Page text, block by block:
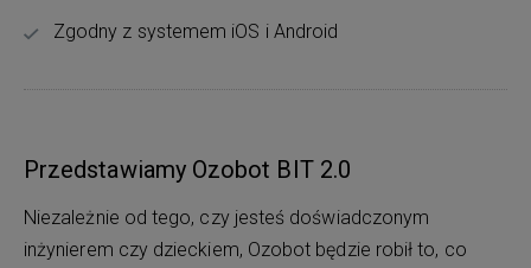
Zgodny z systemem iOS i Android
Przedstawiamy Ozobot BIT 2.0
Niezależnie od tego, czy jesteś doświadczonym
inżynierem czy dzieckiem, Ozobot będzie robił to, co